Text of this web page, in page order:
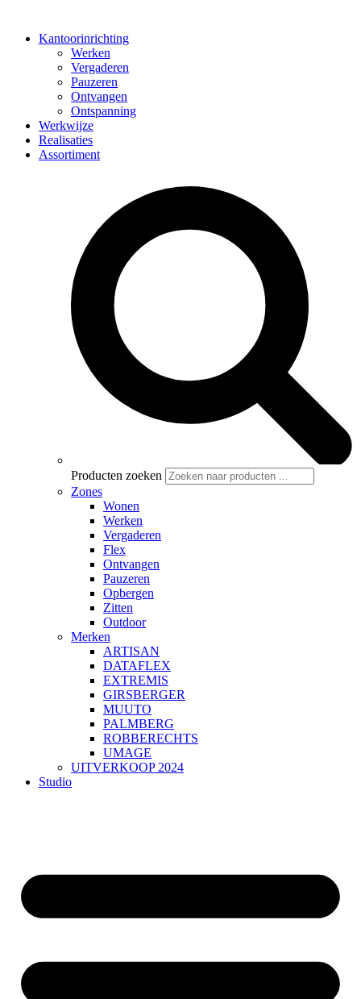
Kantoorinrichting
Werken
Vergaderen
Pauzeren
Ontvangen
Ontspanning
Werkwijze
Realisaties
Assortiment
Producten zoeken
Zones
Wonen
Werken
Vergaderen
Flex
Ontvangen
Pauzeren
Opbergen
Zitten
Outdoor
Merken
ARTISAN
DATAFLEX
EXTREMIS
GIRSBERGER
MUUTO
PALMBERG
ROBBERECHTS
UMAGE
UITVERKOOP 2024
Studio